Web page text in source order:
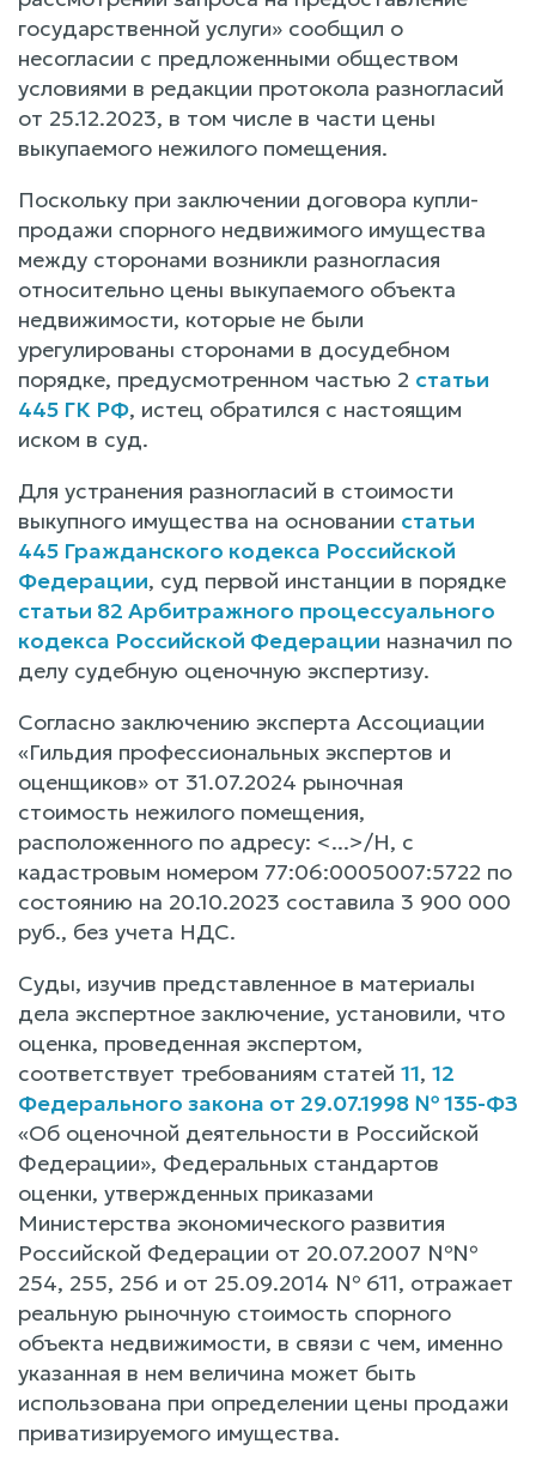
государственной услуги» сообщил о
несогласии с предложенными обществом
условиями в редакции протокола разногласий
от 25.12.2023, в том числе в части цены
выкупаемого нежилого помещения.
Поскольку при заключении договора купли-
продажи спорного недвижимого имущества
между сторонами возникли разногласия
относительно цены выкупаемого объекта
недвижимости, которые не были
урегулированы сторонами в досудебном
порядке, предусмотренном частью 2 статьи
445 ГК РФ, истец обратился с настоящим
иском в суд.
Для устранения разногласий в стоимости
выкупного имущества на основании статьи
445 Гражданского кодекса Российской
Федерации, суд первой инстанции в порядке
статьи 82 Арбитражного процессуального
кодекса Российской Федерации назначил по
делу судебную оценочную экспертизу.
Согласно заключению эксперта Ассоциации
«Гильдия профессиональных экспертов и
оценщиков» от 31.07.2024 рыночная
стоимость нежилого помещения,
расположенного по адресу: <...>/Н, с
кадастровым номером 77:06:0005007:5722 по
состоянию на 20.10.2023 составила 3 900 000
руб., без учета НДС.
Суды, изучив представленное в материалы
дела экспертное заключение, установили, что
оценка, проведенная экспертом,
соответствует требованиям статей 11, 12
Федерального закона от 29.07.1998 № 135-ФЗ
«Об оценочной деятельности в Российской
Федерации», Федеральных стандартов
оценки, утвержденных приказами
Министерства экономического развития
Российской Федерации от 20.07.2007 №№
254, 255, 256 и от 25.09.2014 № 611, отражает
реальную рыночную стоимость спорного
объекта недвижимости, в связи с чем, именно
указанная в нем величина может быть
использована при определении цены продажи
приватизируемого имущества.